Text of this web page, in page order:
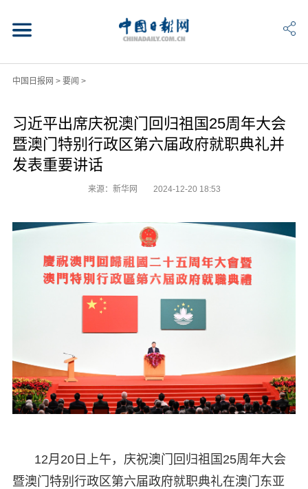
中国日报网 > 要闻 >
习近平出席庆祝澳门回归祖国25周年大会
暨澳门特别行政区第六届政府就职典礼并
发表重要讲话
来源：新华网 2024-12-20 18:53
12月20日上午，庆祝澳门回归祖国25周年大会
暨澳门特别行政区第六届政府就职典礼在澳门东亚